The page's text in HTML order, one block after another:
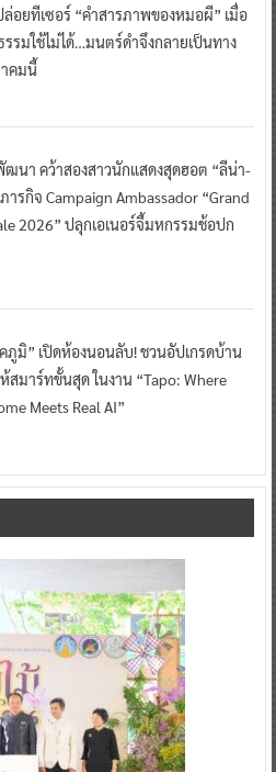
ล่อยทีเซอร์ “คำสารภาพของหมอผี” เมื่อ
รมใช้ไม่ได้…มนตร์ดำจึงกลายเป็นทาง
าคมนี้
ฒนา คว้าสองสาวนักแสดงสุดฮอต “ลีน่า-
ารกิจ Campaign Ambassador “Grand
2026” ปลุกเอเนอร์จี้มหกรรมช้อปก
ภูมิ” เปิดห้องนอนลับ! ชวนอัปเกรดบ้าน
สมาร์ทขั้นสุด ในงาน “Tapo: Where
Meets Real AI”